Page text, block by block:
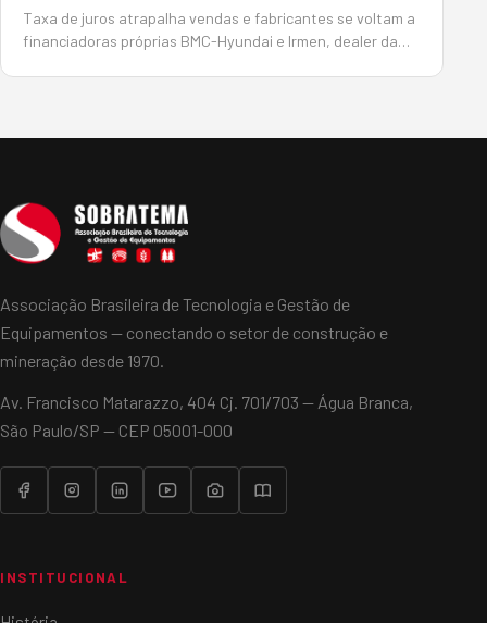
Taxa de juros atrapalha vendas e fabricantes se voltam a
financiadoras próprias BMC-Hyundai e Irmen, dealer da
Associação Brasileira de Tecnologia e Gestão de
Equipamentos — conectando o setor de construção e
mineração desde 1970.
Av. Francisco Matarazzo, 404 Cj. 701/703 — Água Branca,
São Paulo/SP — CEP 05001-000
INSTITUCIONAL